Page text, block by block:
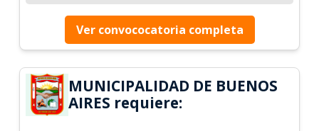
Ver convococatoria completa
MUNICIPALIDAD DE BUENOS
AIRES requiere: